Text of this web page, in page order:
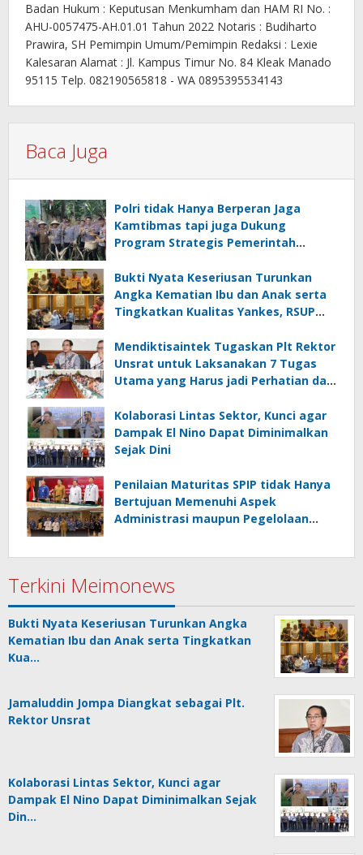
Badan Hukum : Keputusan Menkumham dan HAM RI No. :
AHU-0057475-AH.01.01 Tahun 2022 Notaris : Budiharto
Prawira, SH Pemimpin Umum/Pemimpin Redaksi : Lexie
Kalesaran Alamat : Jl. Kampus Timur No. 84 Kleak Manado
95115 Telp. 082190565818 - WA 0895395534143
Baca Juga
Polri tidak Hanya Berperan Jaga
Kamtibmas tapi juga Dukung
Program Strategis Pemerintah
Pangan
Bukti Nyata Keseriusan Turunkan
Angka Kematian Ibu dan Anak serta
Tingkatkan Kualitas Yankes, RSUP
Nasional
Mendiktisaintek Tugaskan Plt Rektor
Unsrat untuk Laksanakan 7 Tugas
Utama yang Harus jadi Perhatian dan
Kolaborasi Lintas Sektor, Kunci agar
Dampak El Nino Dapat Diminimalkan
Sejak Dini
Penilaian Maturitas SPIP tidak Hanya
Bertujuan Memenuhi Aspek
Administrasi maupun Pegelolaan
Terkini Meimonews
Bukti Nyata Keseriusan Turunkan Angka
Kematian Ibu dan Anak serta Tingkatkan
Kua…
Jamaluddin Jompa Diangkat sebagai Plt.
Rektor Unsrat
Kolaborasi Lintas Sektor, Kunci agar
Dampak El Nino Dapat Diminimalkan Sejak
Din…